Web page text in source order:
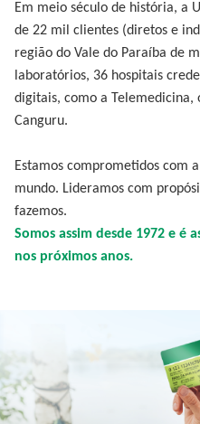
Em meio século de história, a
de 22 mil clientes (diretos e
região do Vale do Paraíba de
laboratórios, 36 hospitais
digitais, como a Telemedicina,
Canguru.
Estamos comprometidos com
mundo. Lideramos com
fazemos.
Somos assim desde 1972 e é
nos próximos anos.